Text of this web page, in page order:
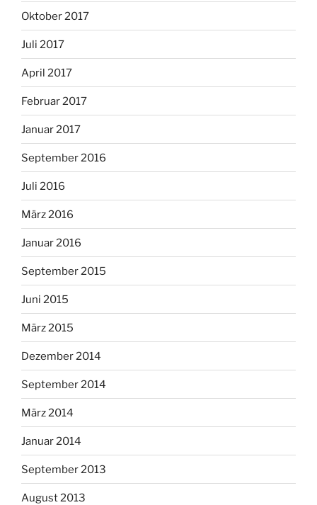
Oktober 2017
Juli 2017
April 2017
Februar 2017
Januar 2017
September 2016
Juli 2016
März 2016
Januar 2016
September 2015
Juni 2015
März 2015
Dezember 2014
September 2014
März 2014
Januar 2014
September 2013
August 2013